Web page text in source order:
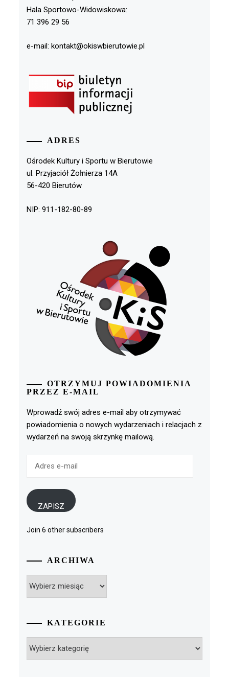
Hala Sportowo-Widowiskowa:
71 396 29 56
e-mail: kontakt@okiswbierutowie.pl
ADRES
Ośrodek Kultury i Sportu w Bierutowie
ul. Przyjaciół Żołnierza 14A
56-420 Bierutów
NIP: 911-182-80-89
OTRZYMUJ POWIADOMIENIA
PRZEZ E-MAIL
Wprowadź swój adres e-mail aby otrzymywać
powiadomienia o nowych wydarzeniach i relacjach z
wydarzeń na swoją skrzynkę mailową.
ZAPISZ
Join 6 other subscribers
ARCHIWA
KATEGORIE